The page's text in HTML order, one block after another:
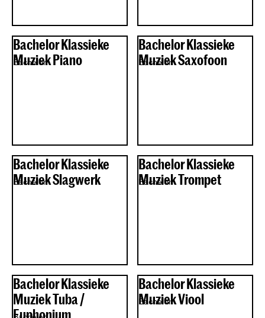
Bachelor Klassieke
Muziek Piano
Bachelor
Bachelor Klassieke
Muziek Saxofoon
Bachelor
Bachelor Klassieke
Muziek Slagwerk
Bachelor
Bachelor Klassieke
Muziek Trompet
Bachelor
Bachelor Klassieke
Muziek Tuba /
Euphonium
Bachelor Klassieke
Muziek Viool
Bachelor